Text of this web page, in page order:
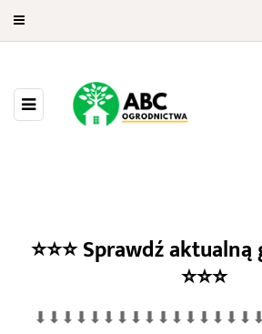
OBI Częstochowa
⭐⭐⭐Sprawdź aktualną
⭐⭐⭐